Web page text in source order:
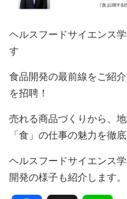
ヘルスフードサイエンス
す
食品開発の最前線をご紹
を招聘！
売れる商品づくりから、
「食」の仕事の魅力を徹
ヘルスフードサイエンス
開発の様子も紹介します。